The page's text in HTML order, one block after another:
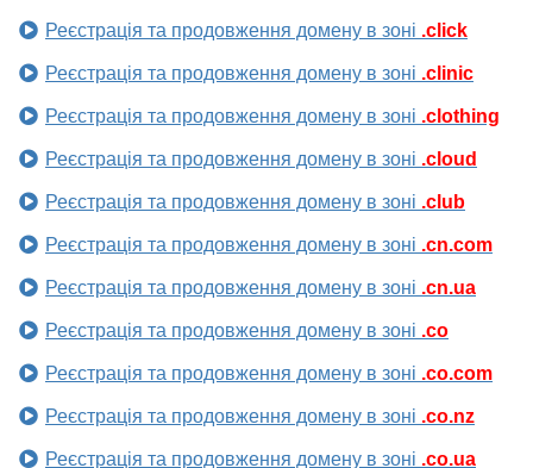
Реєстрація та продовження домену в зоні .click
Реєстрація та продовження домену в зоні .clinic
Реєстрація та продовження домену в зоні .clothing
Реєстрація та продовження домену в зоні .cloud
Реєстрація та продовження домену в зоні .club
Реєстрація та продовження домену в зоні .cn.com
Реєстрація та продовження домену в зоні .cn.ua
Реєстрація та продовження домену в зоні .co
Реєстрація та продовження домену в зоні .co.com
Реєстрація та продовження домену в зоні .co.nz
Реєстрація та продовження домену в зоні .co.ua